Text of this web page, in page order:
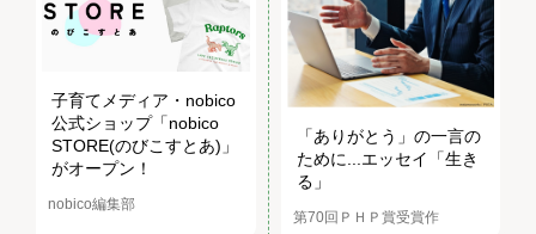
子育てメディア・nobico
公式ショップ「nobico
STORE(のびこすとあ)」
がオープン！
nobico編集部
「ありがとう」の一言の
ために...エッセイ「生き
る」
第70回ＰＨＰ賞受賞作